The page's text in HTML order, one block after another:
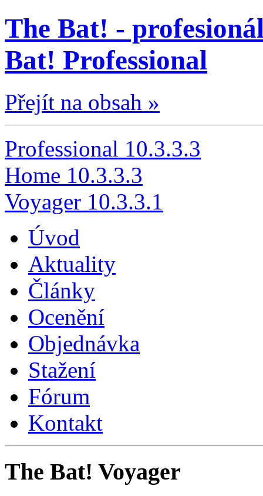
The Bat! -
Bat! Professional
Přejít na obsah »
Professional 10.3.3.3
Home 10.3.3.3
Voyager 10.3.3.1
Úvod
Aktuality
Články
Ocenění
Objednávka
Stažení
Fórum
Kontakt
The Bat! Voyager